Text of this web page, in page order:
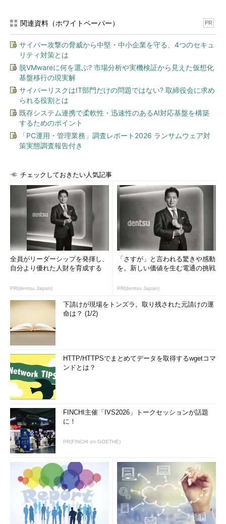
関連資料（ホワイトペーパー） PR
サイバー攻撃の脅威から中堅・中小企業を守る、4つのセキュ
リティ対策とは
脱VMwareに何を選ぶ? 市場分析や実機検証から見えた仮想化
基盤移行の現実解
サイバーリスクはIT部門だけの問題ではない? 取締役会に求め
られる役割とは
既存システム連携で柔軟性・迅速性のあるAI対応基盤を構築
するためのポイント
「PC運用・管理業務」調査レポート2026 ランサムウェア対
策実態調査報告付き
チェックしておきたい人気記事
全員がリーダーシップを発揮し、
自分より優れた人財を育成する
PR(dentsu Japan)
「さすが」と言われる驚きや感動
を。新しい価値を生む電通の挑戦
PR(dentsu Japan)
下請けが現場をトンズラ。取り残された元請けの運
命は？ (1/2)
HTTP/HTTPSでまとめてデータを取得するwgetコマ
ンドとは？
FINCHI主催「IVS2026」トークセッションが話題
に！
PR(FINCHI on GOETHE)